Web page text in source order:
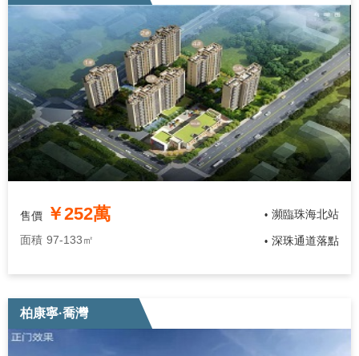
售價 ￥252萬
面積 97-133㎡
• 瀕臨珠海北站
• 深珠通道落點
柏康寧·喬灣